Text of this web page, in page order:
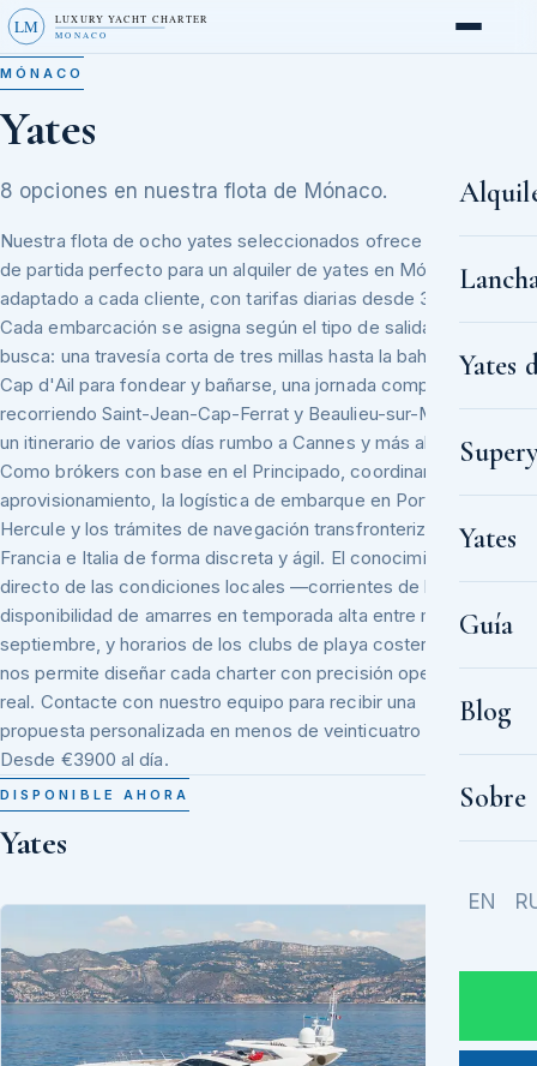
LM LUXURY YACHT CHARTER
MONACO
Yates
Yates
Guía
Blog
Sobre
EN
MÓNACO
Yates
8 opciones en nuestra flota de Mónaco.
Nuestra flota de ocho yates seleccionados ofrece el punto
de partida perfecto para un alquiler de yates en Mónaco
adaptado a cada cliente, con tarifas diarias desde 3 900 €.
Cada embarcación se asigna según el tipo de salida que
busca: una travesía corta de tres millas hasta la bahía de
Cap d'Ail para fondear y bañarse, una jornada completa
recorriendo Saint-Jean-Cap-Ferrat y Beaulieu-sur-Mer, o
un itinerario de varios días rumbo a Cannes y más allá.
Como brókers con base en el Principado, coordinamos el
aprovisionamiento, la logística de embarque en Port
Hercule y los trámites de navegación transfronteriza con
Francia e Italia de forma discreta y ágil. El conocimiento
directo de las condiciones locales —corrientes de levante,
disponibilidad de amarres en temporada alta entre mayo y
septiembre, y horarios de los clubs de playa costeros—
nos permite diseñar cada charter con precisión operativa
real. Contacte con nuestro equipo para recibir una
propuesta personalizada en menos de veinticuatro horas.
Desde €3900 al día.
DISPONIBLE AHORA
Yates